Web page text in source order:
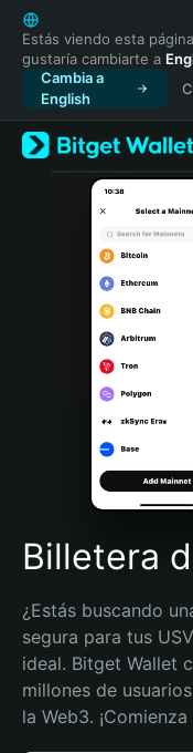
English
日本語
Tiếng Việt
Русский
Español
Türkçe
Italiano
Português (Portugal)
Bahasa Indonesia
Português (Brasil)
Español (Argentina)
Estás viendo esta
gustaría cambiarte a
Cambia a
English
Billetera
¿Estás buscando
segura para tus
ideal. Bitget Wallet
millones de
la Web3.